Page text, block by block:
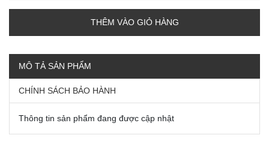
THÊM VÀO GIỎ HÀNG
MÔ TẢ SẢN PHẨM
CHÍNH SÁCH BẢO HÀNH
Thông tin sản phẩm đang được cập nhật